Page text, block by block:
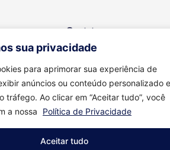
sua privacidade
para aprimorar sua experiência de
anúncios ou conteúdo personalizado e
tráfego. Ao clicar em “Aceitar tudo”, você
a nossa
Política de Privacidade
Aceitar tudo
Contato
Se você tiver alguma dúvida,
(11) 94149-6586